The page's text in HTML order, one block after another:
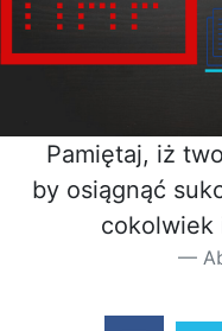
Pamiętaj, iż
by osiągnąć
cokolwiek